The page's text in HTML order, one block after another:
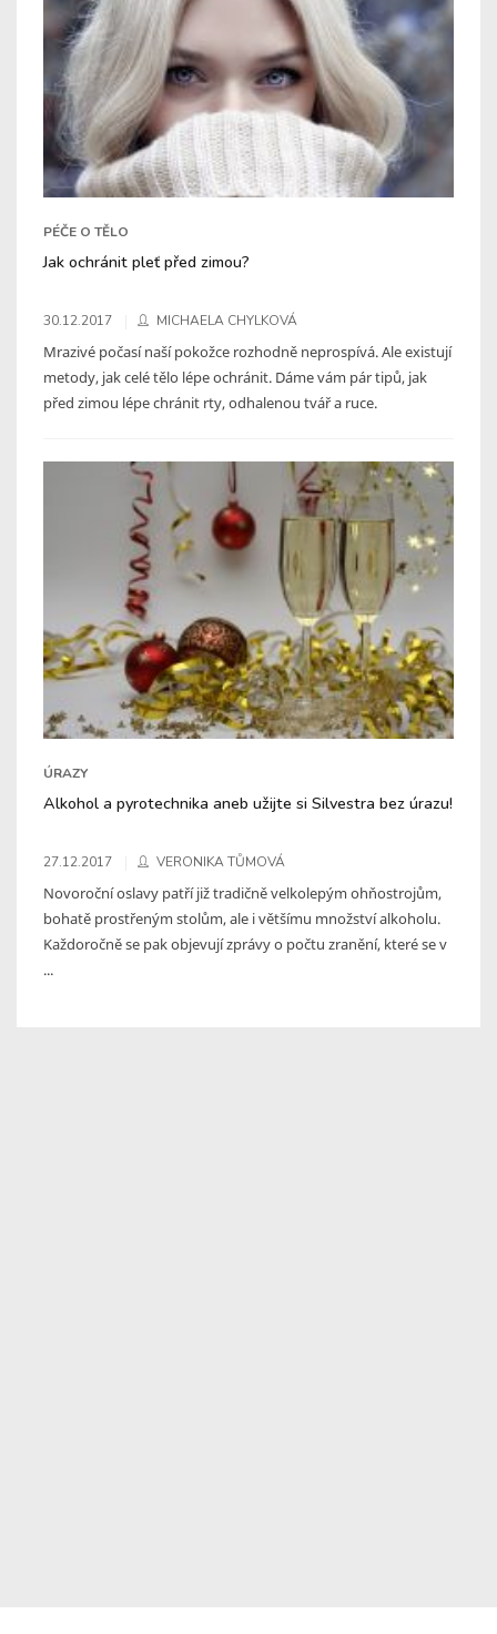
PÉČE O TĚLO
Jak ochránit pleť před zimou?
30.12.2017 MICHAELA CHYLKOVÁ
Mrazivé počasí naší pokožce rozhodně neprospívá. Ale existují
metody, jak celé tělo lépe ochránit. Dáme vám pár tipů, jak
před zimou lépe chránit rty, odhalenou tvář a ruce.
ÚRAZY
Alkohol a pyrotechnika aneb užijte si Silvestra bez úrazu!
27.12.2017 VERONIKA TŮMOVÁ
Novoroční oslavy patří již tradičně velkolepým ohňostrojům,
bohatě prostřeným stolům, ale i většímu množství alkoholu.
Každoročně se pak objevují zprávy o počtu zranění, které se v
...